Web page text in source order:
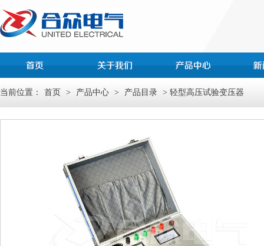
当前位置： 首页 > 产品中心 > 产品目录 > 轻型高压试验变压器